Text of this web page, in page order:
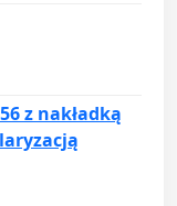
z nakładką